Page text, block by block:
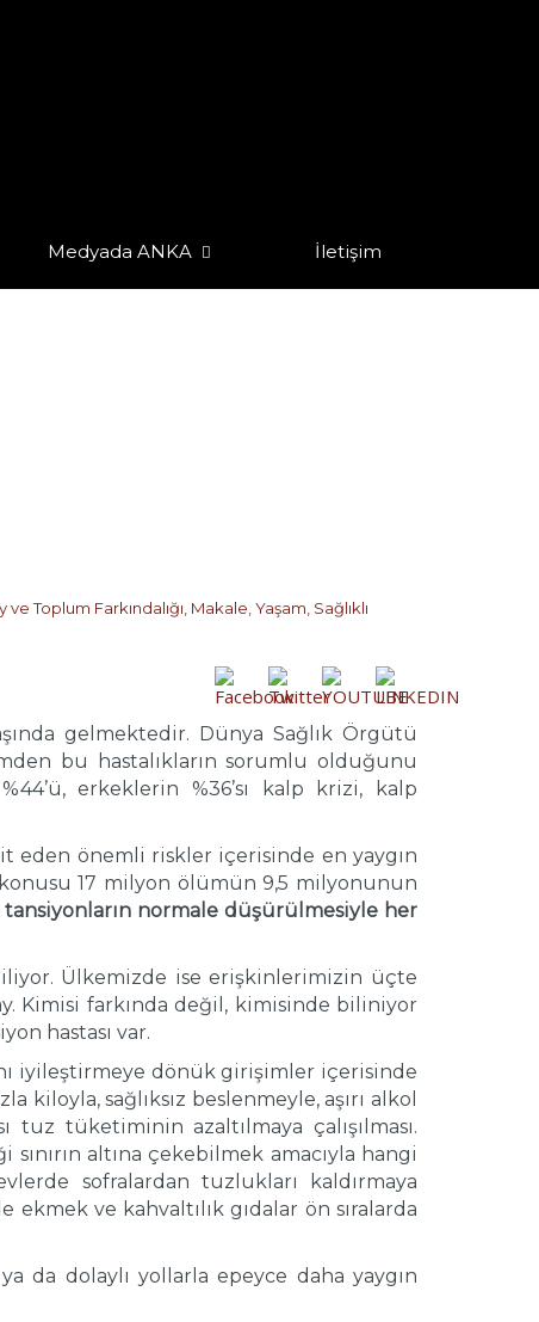
Medyada ANKA İletişim
ve Toplum Farkındalığı, Makale,Yaşam, Sağlıklı
gelmektedir. Dünya Sağlık Örgütü
bu hastalıkların sorumlu olduğunu
erkeklerin %36’sı kalp krizi, kalp
eden önemli riskler içerisinde en yaygın
17 milyon ölümün 9,5 milyonunun
tansiyonların normale düşürülmesiyle her
Ülkemizde ise erişkinlerimizin üçte
Kimisi farkında değil, kimisinde biliniyor
hastası var.
iyileştirmeye dönük girişimler içerisinde
sağlıksız beslenmeyle, aşırı alkol
tuz tüketiminin azaltılmaya çalışılması.
altına çekebilmek amacıyla hangi
sofralardan tuzlukları kaldırmaya
ve kahvaltılık gıdalar ön sıralarda
da dolaylı yollarla epeyce daha yaygın